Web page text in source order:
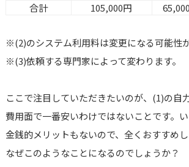
合計 105,000円
※(2)のシステム利用料は変更になる可能性が
※(3)依頼する専門家によって変わります。
ここで注目していただきたいのが、(1)の自
費用面で一番安いわけではないことです。
金銭的メリットもないので、全くおすすめし
なぜこのようなことになるのでしょうか？